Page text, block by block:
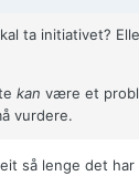
ta initiativet?
kan være et
vurdere.
så lenge det